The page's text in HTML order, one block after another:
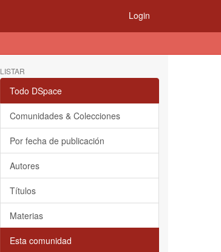
Login
LISTAR
Todo DSpace
Comunidades & Colecciones
Por fecha de publicación
Autores
Títulos
Materias
Esta comunidad